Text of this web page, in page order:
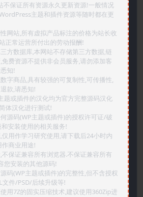
不保证所有资源永久更新资源!一般情况
主题和插件资源等随时都在更
网站,所有虚拟产品标注的价格为站长收
正常运营所付出的劳动报酬!
方数据库,本网站不存储第三方数据,链
费资源不提供非会员服务,请勿添加客
知!
字商品,具有较强的可复制性,可传播性,
款,请悉知!
题或插件的汉化均为官方完整源码汉化
体汉化进行测试!
源码(WP主题或插件)的授权许可证/破
安装使用的相关服务!
仅用作学习研究使用,请下载后24小时内
商业用途!
不保证兼容所有浏览器.不保证兼容所有
您安装的其他源码!
码(WP主题或插件)的完整性,但不含授权
件/PSD/后续升级等!
用7Z的固实压缩技术,建议使用360Zip进